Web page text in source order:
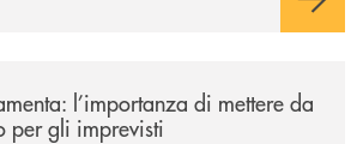
l’importanza di mettere da
per gli imprevisti